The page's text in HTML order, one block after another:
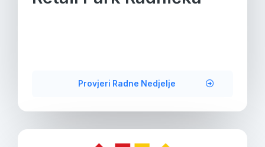
Provjeri Radne Nedjelje